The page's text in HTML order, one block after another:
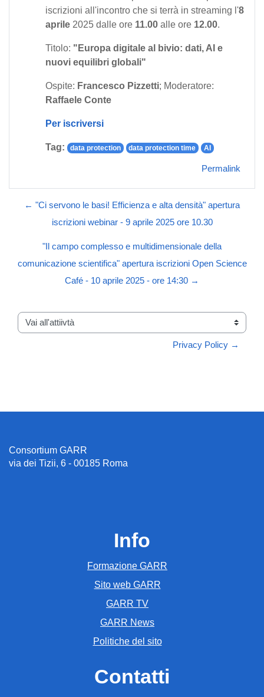
iscrizioni all'incontro che si terrà in streaming l'8
aprile 2025 dalle ore 11.00 alle ore 12.00.
Titolo: "Europa digitale al bivio: dati, AI e
nuovi equilibri globali"
Ospite: Francesco Pizzetti; Moderatore:
Raffaele Conte
Per iscriversi
Tag: data protection data protection time AI
Permalink
← "Ci servono le basi! Efficienza e alta densità" apertura
iscrizioni webinar - 9 aprile 2025 ore 10.30
"Il campo complesso e multidimensionale della
comunicazione scientifica" apertura iscrizioni Open Science
Café - 10 aprile 2025 - ore 14:30 →
Vai all'attiivtà
Privacy Policy →
Consortium GARR
via dei Tizii, 6 - 00185 Roma
Info
Formazione GARR
Sito web GARR
GARR TV
GARR News
Politiche del sito
Contatti